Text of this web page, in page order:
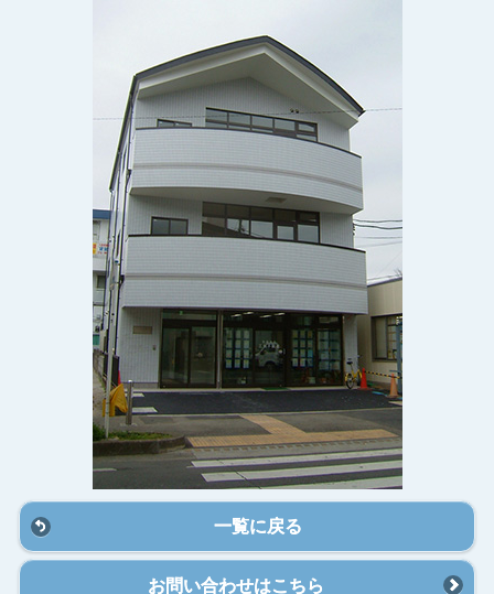
一覧に戻る
お問い合わせはこちら